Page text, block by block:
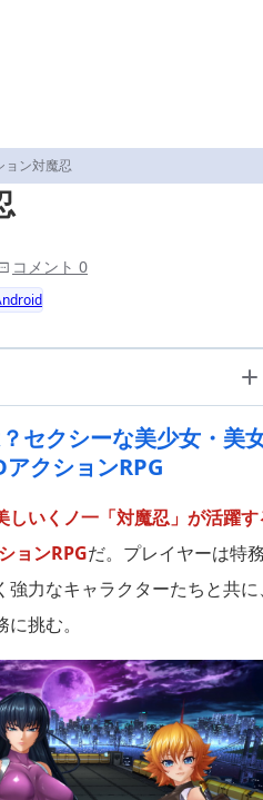
ョン対魔忍
コメント 0
セクシーな美少女・美
クションRPG
しいくノ一「対魔忍」が活躍す
ョンRPGだ。プレイヤーは特
強力なキャラクターたちと共に
挑む。